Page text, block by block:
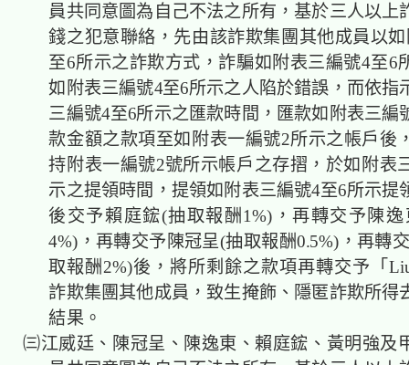
員共同意圖為自己不法之所有，基於三人以上
錢之犯意聯絡，先由該詐欺集團其他成員以
至6所示之詐欺方式，詐騙如附表三編號4至6
如附表三編號4至6所示之人陷於錯誤，而依指
三編號4至6所示之匯款時間，匯款如附表三編
款金額之款項至如附表一編號2所示之帳戶後
持附表一編號2號所示帳戶之存摺，於如附表
示之提領時間，提領如附表三編號4至6所示提
後交予賴庭鋐(抽取報酬1%)，再轉交予陳
4%)，再轉交予陳冠呈(抽取報酬0.5%)，再轉
取報酬2%)後，將所剩餘之款項再轉交予「
詐欺集團其他成員，致生掩飾、隱匿詐欺所得
結果。
㈢江威廷、陳冠呈、陳逸東、賴庭鋐、黃明強及